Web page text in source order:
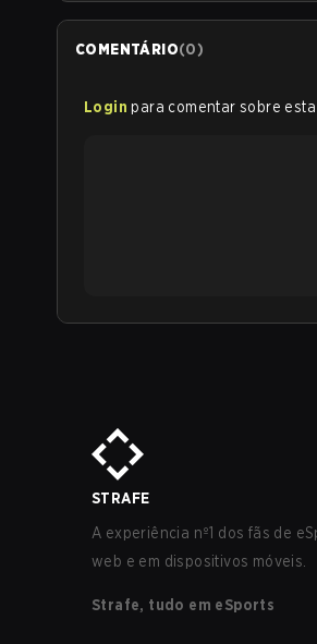
COMENTÁRIO(0)
Login para comentar sobre
STRAFE
A experiência nº1 dos fãs de
web e em dispositivos móveis.
Strafe, tudo em eSports